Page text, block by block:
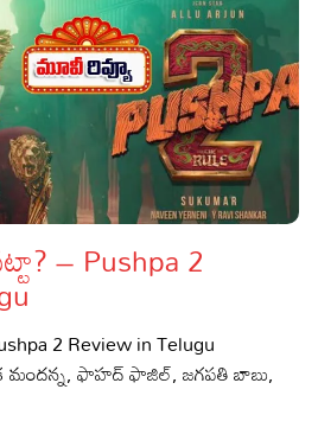
Songs
SongsSongs
Songs
Movie Songs
– Pushpa 2
2 Review in Telugu
మందన్న, ఫాహద్ ఫాజిల్, జగపతి బాబు,